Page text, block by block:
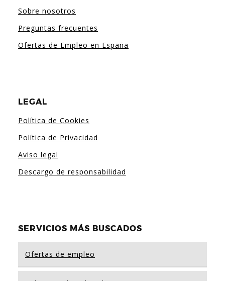
Sobre nosotros
Preguntas frecuentes
Ofertas de Empleo en España
LEGAL
Política de Cookies
Política de Privacidad
Aviso legal
Descargo de responsabilidad
SERVICIOS MÁS BUSCADOS
Ofertas de empleo